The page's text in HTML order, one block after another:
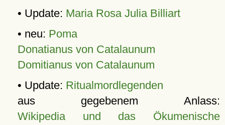
• Update: Maria Rosa Julia Billiart
• neu: Poma
Donatianus von Catalaunum
Domitianus von Catalaunum
• Update: Ritualmordlegenden
aus gegebenem Anlass:
Wikipedia und das Ökumenische